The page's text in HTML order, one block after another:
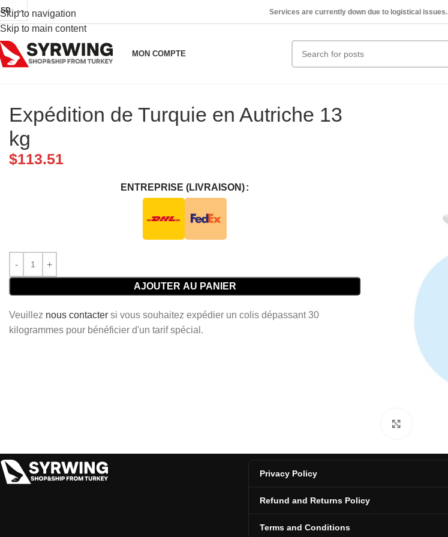
Skip to navigation
Skip to main content
Services are currently down due to logistical issues.
MON COMPTE
Expédition de Turquie en Autriche 13
kg
$113.51
ENTREPRISE (LIVRAISON)
AJOUTER AU PANIER
Veuillez nous contacter si vous souhaitez expédier un colis dépassant 30
kilogrammes pour bénéficier d'un tarif spécial.
Privacy Policy
Refund and Returns Policy
Terms and Conditions